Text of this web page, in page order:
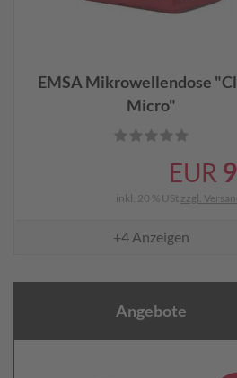
EMSA Mikrowellendose
Micro"
EUR
inkl. 20 % USt zzgl.
+4Anzeigen
Angebote